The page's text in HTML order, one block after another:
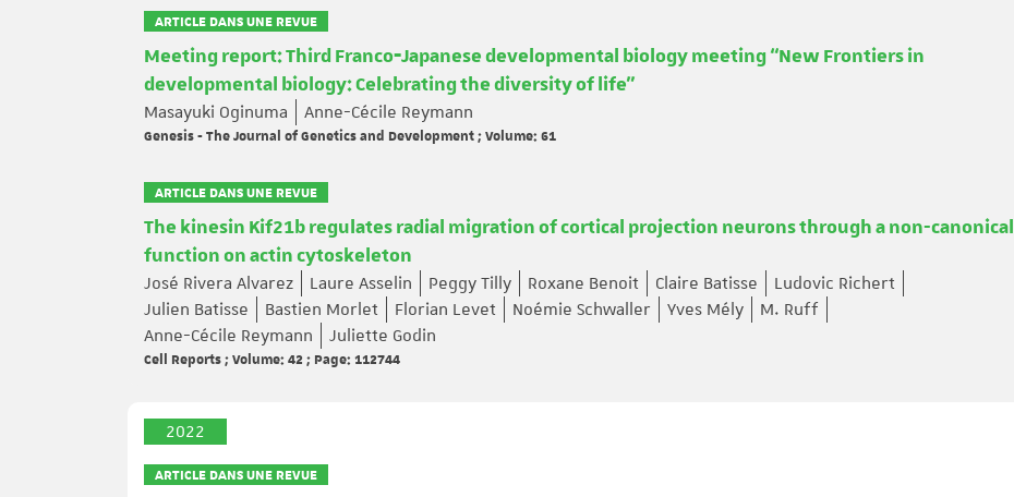
ARTICLE DANS UNE REVUE
Meeting report: Third Franco‐Japanese developmental biology meeting “New Frontiers in
developmental biology: Celebrating the diversity of life”
Masayuki Oginuma Anne-Cécile Reymann
Genesis - The Journal of Genetics and Development ; Volume: 61
ARTICLE DANS UNE REVUE
The kinesin Kif21b regulates radial migration of cortical projection neurons through a non-canonical
function on actin cytoskeleton
José Rivera Alvarez Laure Asselin Peggy Tilly Roxane Benoit Claire Batisse
Ludovic Richert
Julien Batisse
Bastien Morlet Florian Levet Noémie Schwaller Yves Mély
M. Ruff
Anne-Cécile Reymann
Juliette Godin
Cell Reports ; Volume: 42 ; Page: 112744
2022
ARTICLE DANS UNE REVUE